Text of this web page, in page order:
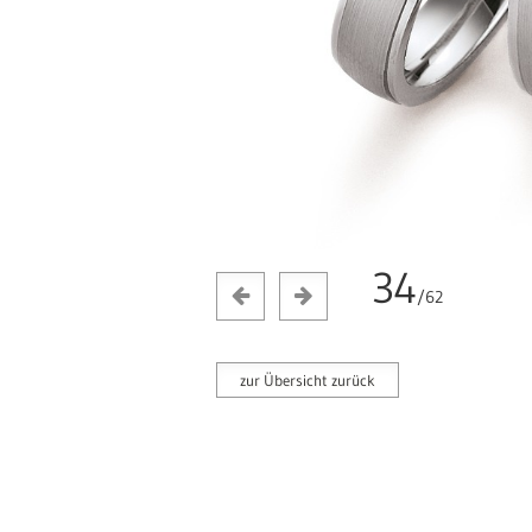
34/62
zur Übersicht zurück